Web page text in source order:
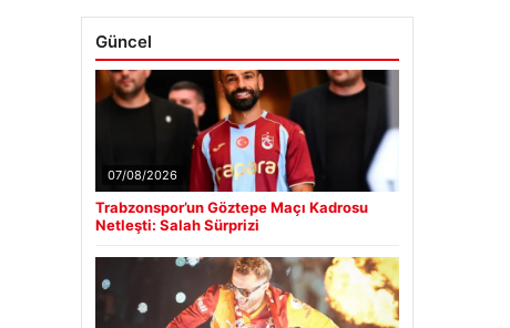
Güncel
07/08/2026
Trabzonspor’un Göztepe Maçı Kadrosu
Netleşti: Salah Sürprizi